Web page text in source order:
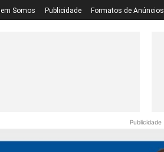
Somos Publicidade Formatos de Anúncios
Publicidade